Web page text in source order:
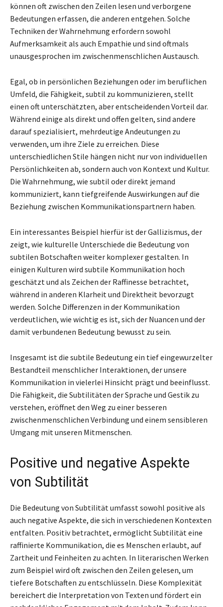
können oft zwischen den Zeilen lesen und verborgene
Bedeutungen erfassen, die anderen entgehen. Solche
Techniken der Wahrnehmung erfordern sowohl
Aufmerksamkeit als auch Empathie und sind oftmals
unausgesprochen im zwischenmenschlichen Austausch.
Egal, ob in persönlichen Beziehungen oder im beruflichen
Umfeld, die Fähigkeit, subtil zu kommunizieren, stellt
einen oft unterschätzten, aber entscheidenden Vorteil dar.
Während einige als direkt und offen gelten, sind andere
darauf spezialisiert, mehrdeutige Andeutungen zu
verwenden, um ihre Ziele zu erreichen. Diese
unterschiedlichen Stile hängen nicht nur von individuellen
Persönlichkeiten ab, sondern auch von Kontext und Kultur.
Die Wahrnehmung, wie subtil oder direkt jemand
kommuniziert, kann tiefgreifende Auswirkungen auf die
Beziehung zwischen Kommunikationspartnern haben.
Ein interessantes Beispiel hierfür ist der Gallizismus, der
zeigt, wie kulturelle Unterschiede die Bedeutung von
subtilen Botschaften weiter komplexer gestalten. In
einigen Kulturen wird subtile Kommunikation hoch
geschätzt und als Zeichen der Raffinesse betrachtet,
während in anderen Klarheit und Direktheit bevorzugt
werden. Solche Differenzen in der Kommunikation
verdeutlichen, wie wichtig es ist, sich der Nuancen und der
damit verbundenen Bedeutung bewusst zu sein.
Insgesamt ist die subtile Bedeutung ein tief eingewurzelter
Bestandteil menschlicher Interaktionen, der unsere
Kommunikation in vielerlei Hinsicht prägt und beeinflusst.
Die Fähigkeit, die Subtilitäten der Sprache und Gestik zu
verstehen, eröffnet den Weg zu einer besseren
zwischenmenschlichen Verbindung und einem sensibleren
Umgang mit unseren Mitmenschen.
Positive und negative Aspekte
von Subtilität
Die Bedeutung von Subtilität umfasst sowohl positive als
auch negative Aspekte, die sich in verschiedenen Kontexten
entfalten. Positiv betrachtet, ermöglicht Subtilität eine
raffinierte Kommunikation, die es Menschen erlaubt, auf
Zartheit und Feinheiten zu achten. In literarischen Werken
zum Beispiel wird oft zwischen den Zeilen gelesen, um
tiefere Botschaften zu entschlüsseln. Diese Komplexität
bereichert die Interpretation von Texten und fördert ein